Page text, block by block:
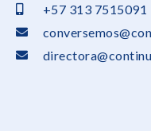
+57 313 7515091